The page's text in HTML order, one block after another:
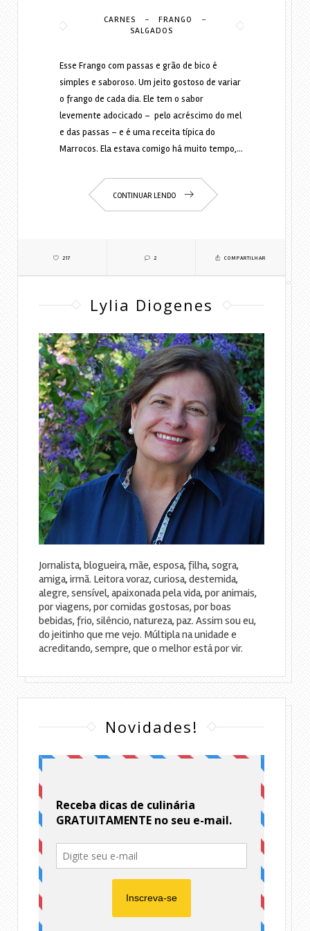
CARNES - FRANGO -
SALGADOS
Esse Frango com passas e grão de bico é
simples e saboroso. Um jeito gostoso de variar
o frango de cada dia. Ele tem o sabor
levemente adocicado – pelo acréscimo do mel
e das passas – e é uma receita típica do
Marrocos. Ela estava comigo há muito tempo,…
CONTINUAR LENDO
217 2 COMPARTILHAR
Lylia Diogenes
Jornalista, blogueira, mãe, esposa, filha, sogra,
amiga, irmã. Leitora voraz, curiosa, destemida,
alegre, sensível, apaixonada pela vida, por animais,
por viagens, por comidas gostosas, por boas
bebidas, frio, silêncio, natureza, paz. Assim sou eu,
do jeitinho que me vejo. Múltipla na unidade e
acreditando, sempre, que o melhor está por vir.
Novidades!